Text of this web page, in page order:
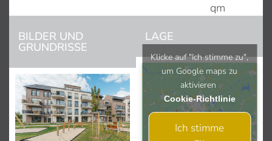
qm
BILDER UND
GRUNDRISSE
LAGE
Klicke auf "Ich stimme zu",
um Google maps zu
aktivieren
Cookie-Richtlinie
Ich stimme